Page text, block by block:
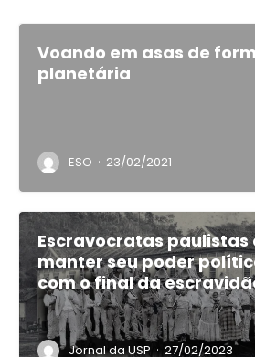
Voando em asas de
planetária
ESO · 23/02/2021
Escravocratas
manter seu poder
com o final da
Jornal da USP · 27/02/2023